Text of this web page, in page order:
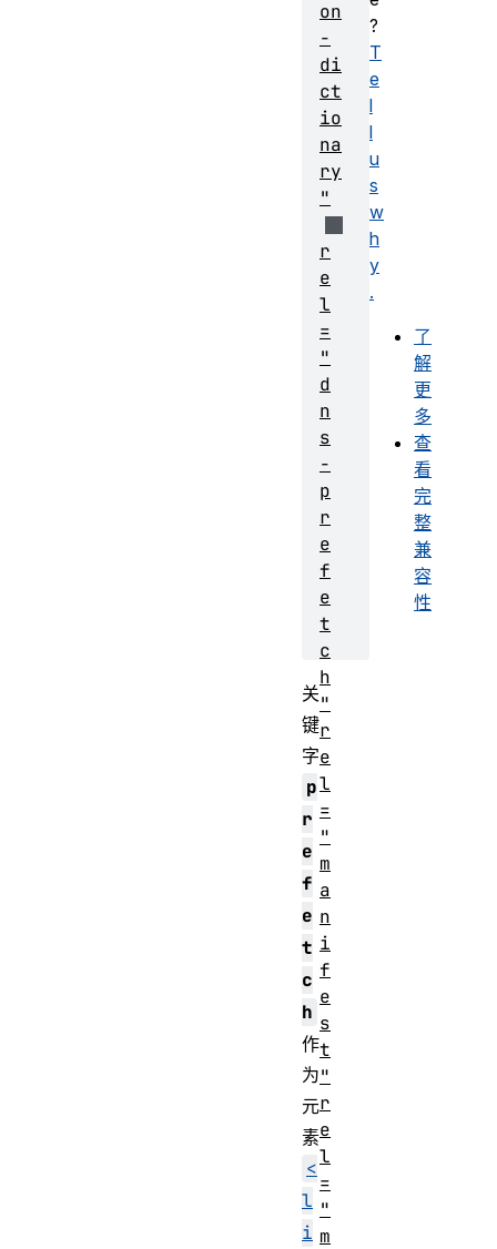
?
T
e
l
l
u
s
w
h
y
.
了
解
更
多
查
看
完
整
兼
容
性
关
键
字
p
r
e
f
e
t
c
h
作
为
元
素
<
l
i
on
-
di
ct
io
na
ry
"
r
e
l
=
"
d
n
s
-
p
r
e
f
e
t
c
h
"
r
e
l
=
"
m
a
n
i
f
e
s
t
"
r
e
l
=
"
m